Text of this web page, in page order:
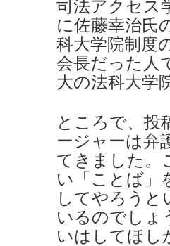
司法アクセス
に佐藤幸治氏
科大学院制度
会長だった人
大の法科大学
ところで、投
ージャーは弁
てきました。
い 「ことば」
してやろうと
いるのでしょ
いはしてほし